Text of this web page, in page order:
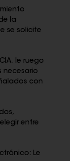
la
se solicite
le ruego
necesario
con
entre
Le